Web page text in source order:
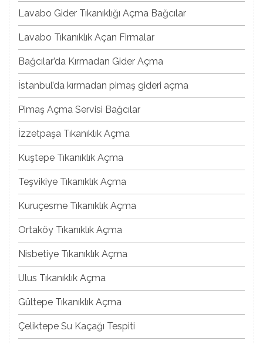
Lavabo Gider Tıkanıklığı Açma Bağcılar
Lavabo Tıkanıklık Açan Firmalar
Bağcılar’da Kırmadan Gider Açma
İstanbul’da kırmadan pimaş gideri açma
Pimaş Açma Servisi Bağcılar
İzzetpaşa Tıkanıklık Açma
Kuştepe Tıkanıklık Açma
Teşvikiye Tıkanıklık Açma
Kuruçesme Tıkanıklık Açma
Ortaköy Tıkanıklık Açma
Nisbetiye Tıkanıklık Açma
Ulus Tıkanıklık Açma
Gültepe Tıkanıklık Açma
Çeliktepe Su Kaçağı Tespiti